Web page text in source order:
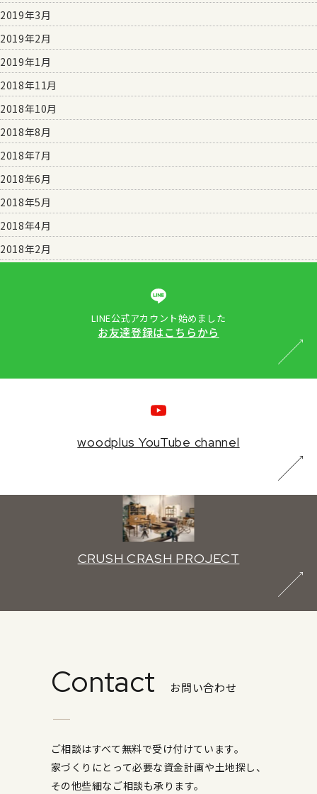
2019年3月
2019年2月
2019年1月
2018年11月
2018年10月
2018年8月
2018年7月
2018年6月
2018年5月
2018年4月
2018年2月
LINE公式アカウント始めました
お友達登録はこちらから
woodplus YouTube channel
CRUSH CRASH PROJECT
Contact お問い合わせ
ご相談はすべて無料で受け付けています。
家づくりにとって必要な資金計画や土地探し、
その他些細なご相談も承ります。